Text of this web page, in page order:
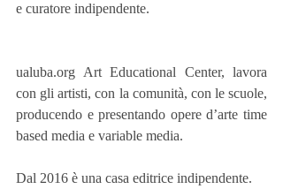
e curatore indipendente.
ualuba.org Art Educational Center, lavora
con gli artisti, con la comunità, con le scuole,
producendo e presentando opere d’arte time
based media e variable media.
Dal 2016 è una casa editrice indipendente.